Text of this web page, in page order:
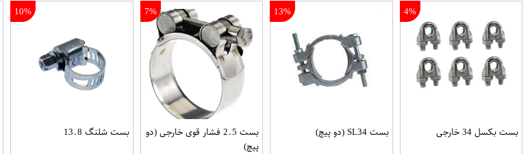
4%
بست بکسل 34 خارجی
13%
بست SL34 (دو پیچ)
7%
بست 2.5 فشار قوی خارجی (دو
پیچ)
10%
بست شلنگ 13.8